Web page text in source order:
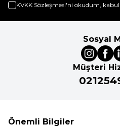
KVKK Sözleşmesi'ni okudum, kabul
Sosyal
Müşteri
Önemli Bilgiler